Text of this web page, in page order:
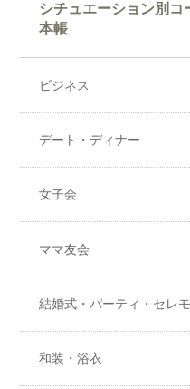
シチュエーション別
本帳
ビジネス
デート・ディナー
女子会
ママ友会
結婚式・パーティ・セレ
和装・浴衣